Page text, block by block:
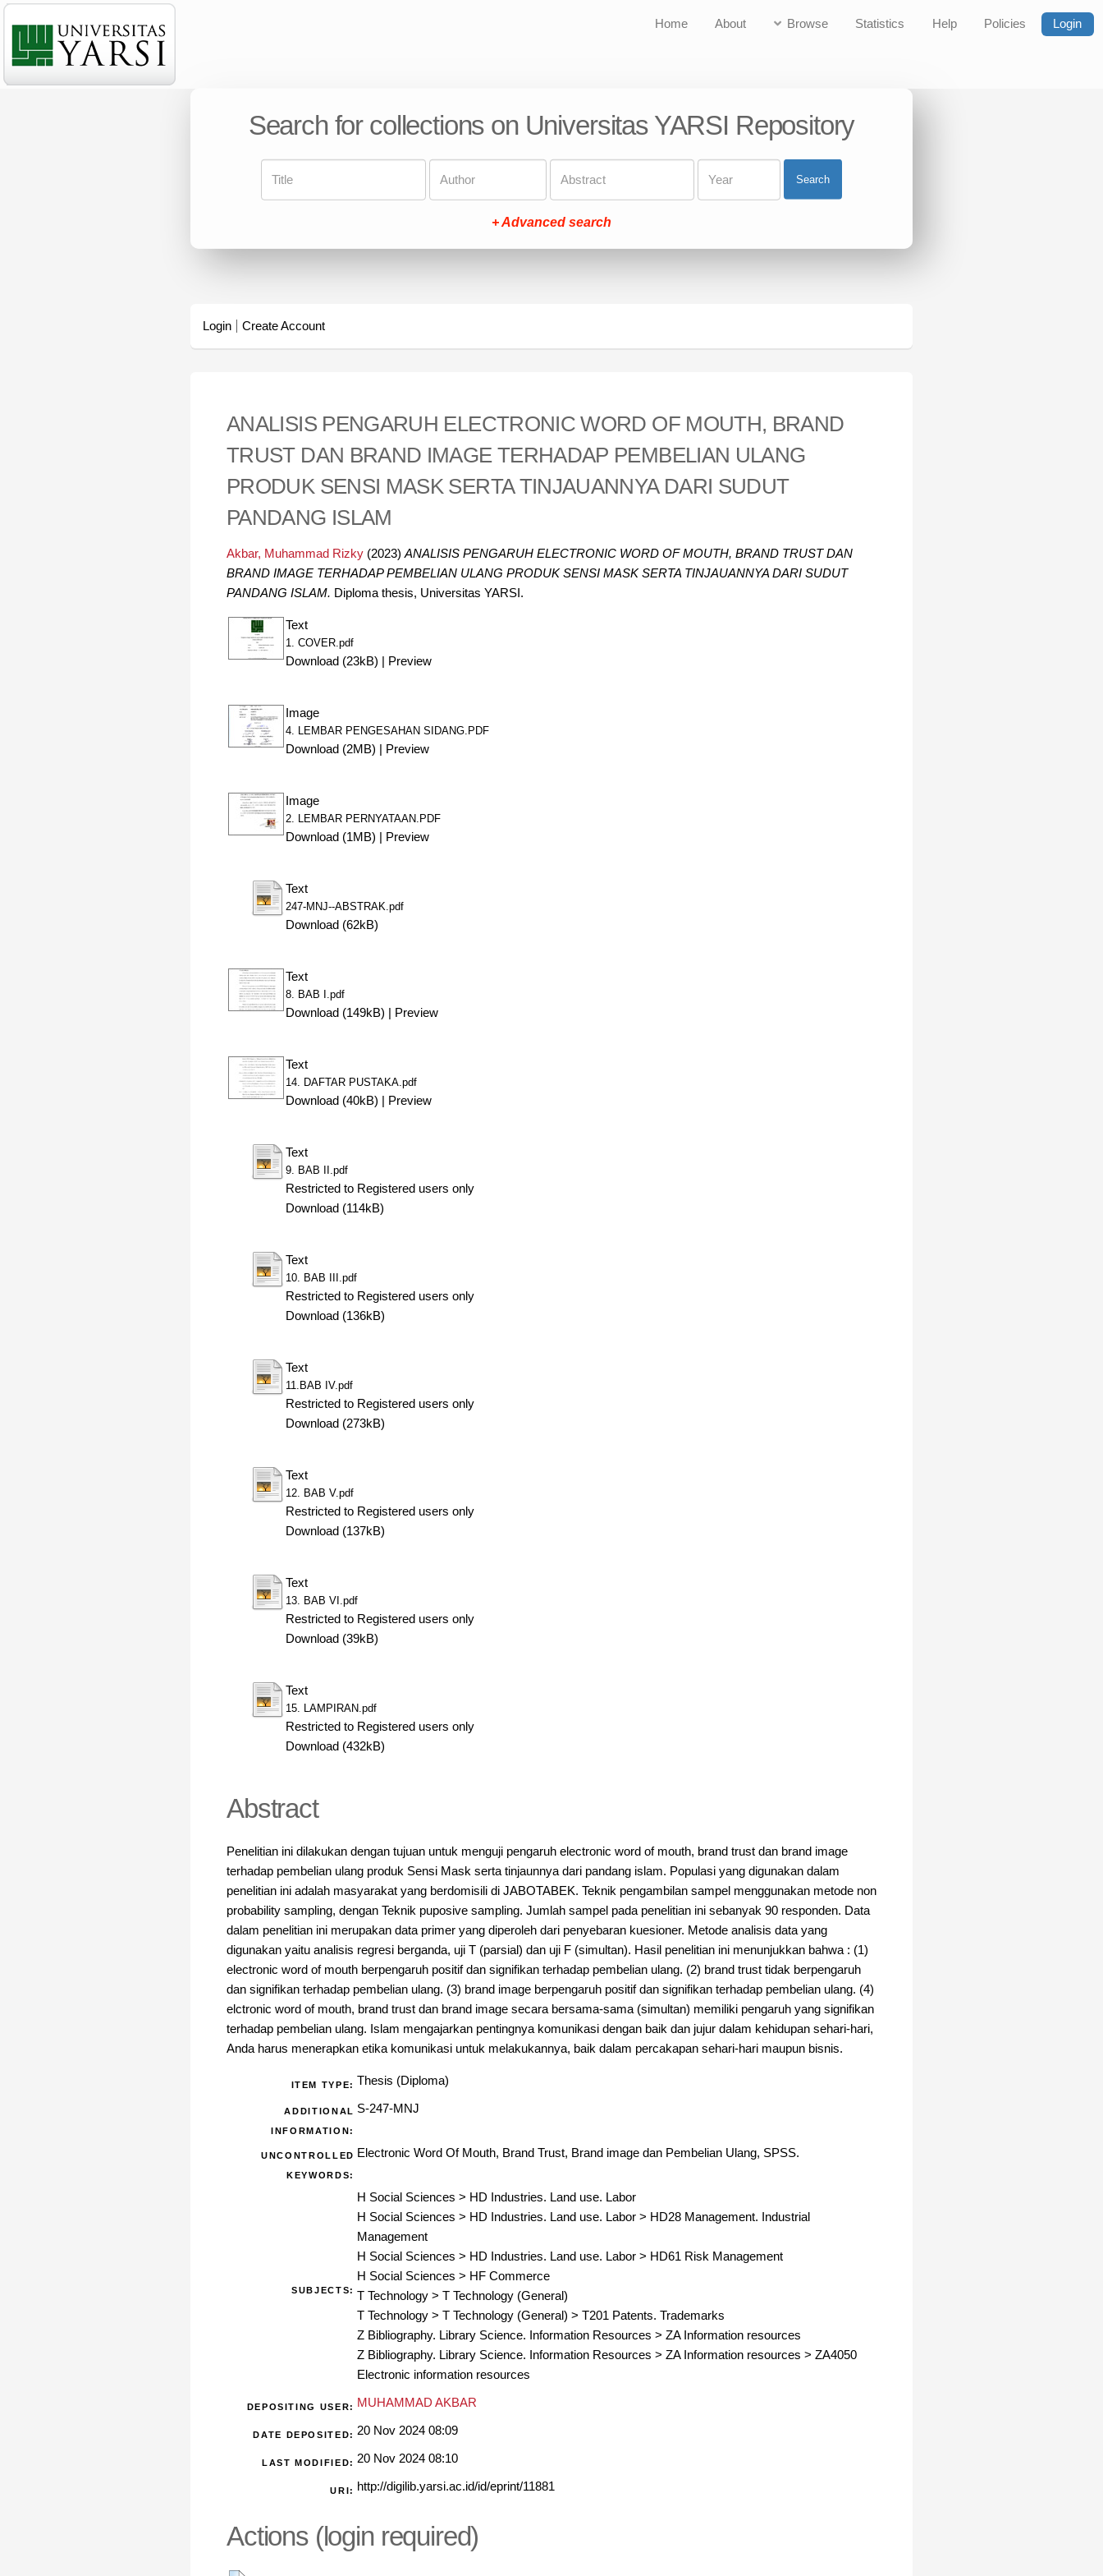
Home About Browse Statistics Help Policies Login
Search for collections on Universitas YARSI Repository
Search
+ Advanced search
Login Create Account
ANALISIS PENGARUH ELECTRONIC WORD OF MOUTH, BRAND
TRUST DAN BRAND IMAGE TERHADAP PEMBELIAN ULANG
PRODUK SENSI MASK SERTA TINJAUANNYA DARI SUDUT
PANDANG ISLAM
Akbar, Muhammad Rizky (2023) ANALISIS PENGARUH ELECTRONIC WORD OF MOUTH, BRAND TRUST DAN
BRAND IMAGE TERHADAP PEMBELIAN ULANG PRODUK SENSI MASK SERTA TINJAUANNYA DARI SUDUT
PANDANG ISLAM. Diploma thesis, Universitas YARSI.
Text
1. COVER.pdf
Download (23kB) Preview
Image
4. LEMBAR PENGESAHAN SIDANG.PDF
Download (2MB) Preview
Image
2. LEMBAR PERNYATAAN.PDF
Download (1MB) Preview
Text
247-MNJ--ABSTRAK.pdf
Download (62kB)
Text
8. BAB I.pdf
Download (149kB) Preview
Text
14. DAFTAR PUSTAKA.pdf
Download (40kB) Preview
Text
9. BAB II.pdf
Restricted to Registered users only
Download (114kB)
Text
10. BAB III.pdf
Restricted to Registered users only
Download (136kB)
Text
11.BAB IV.pdf
Restricted to Registered users only
Download (273kB)
Text
12. BAB V.pdf
Restricted to Registered users only
Download (137kB)
Text
13. BAB VI.pdf
Restricted to Registered users only
Download (39kB)
Text
15. LAMPIRAN.pdf
Restricted to Registered users only
Download (432kB)
Abstract
Penelitian ini dilakukan dengan tujuan untuk menguji pengaruh electronic word of mouth, brand trust dan brand image
terhadap pembelian ulang produk Sensi Mask serta tinjaunnya dari pandang islam. Populasi yang digunakan dalam
penelitian ini adalah masyarakat yang berdomisili di JABOTABEK. Teknik pengambilan sampel menggunakan metode non
probability sampling, dengan Teknik puposive sampling. Jumlah sampel pada penelitian ini sebanyak 90 responden. Data
dalam penelitian ini merupakan data primer yang diperoleh dari penyebaran kuesioner. Metode analisis data yang
digunakan yaitu analisis regresi berganda, uji T (parsial) dan uji F (simultan). Hasil penelitian ini menunjukkan bahwa : (1)
electronic word of mouth berpengaruh positif dan signifikan terhadap pembelian ulang. (2) brand trust tidak berpengaruh
dan signifikan terhadap pembelian ulang. (3) brand image berpengaruh positif dan signifikan terhadap pembelian ulang. (4)
elctronic word of mouth, brand trust dan brand image secara bersama-sama (simultan) memiliki pengaruh yang signifikan
terhadap pembelian ulang. Islam mengajarkan pentingnya komunikasi dengan baik dan jujur dalam kehidupan sehari-hari,
Anda harus menerapkan etika komunikasi untuk melakukannya, baik dalam percakapan sehari-hari maupun bisnis.
ITEM TYPE: Thesis (Diploma)
ADDITIONAL
INFORMATION:
S-247-MNJ
UNCONTROLLED
KEYWORDS:
Electronic Word Of Mouth, Brand Trust, Brand image dan Pembelian Ulang, SPSS.
SUBJECTS:
H Social Sciences > HD Industries. Land use. Labor
H Social Sciences > HD Industries. Land use. Labor > HD28 Management. Industrial
Management
H Social Sciences > HD Industries. Land use. Labor > HD61 Risk Management
H Social Sciences > HF Commerce
T Technology > T Technology (General)
T Technology > T Technology (General) > T201 Patents. Trademarks
Z Bibliography. Library Science. Information Resources > ZA Information resources
Z Bibliography. Library Science. Information Resources > ZA Information resources > ZA4050
Electronic information resources
DEPOSITING USER: MUHAMMAD AKBAR
DATE DEPOSITED: 20 Nov 2024 08:09
LAST MODIFIED: 20 Nov 2024 08:10
URI: http://digilib.yarsi.ac.id/id/eprint/11881
Actions (login required)